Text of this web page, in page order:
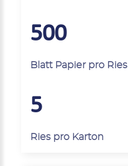
500
Blatt Papier pro Ries
5
Ries pro Karton